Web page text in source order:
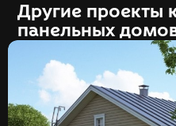
Другие проекты
панельных